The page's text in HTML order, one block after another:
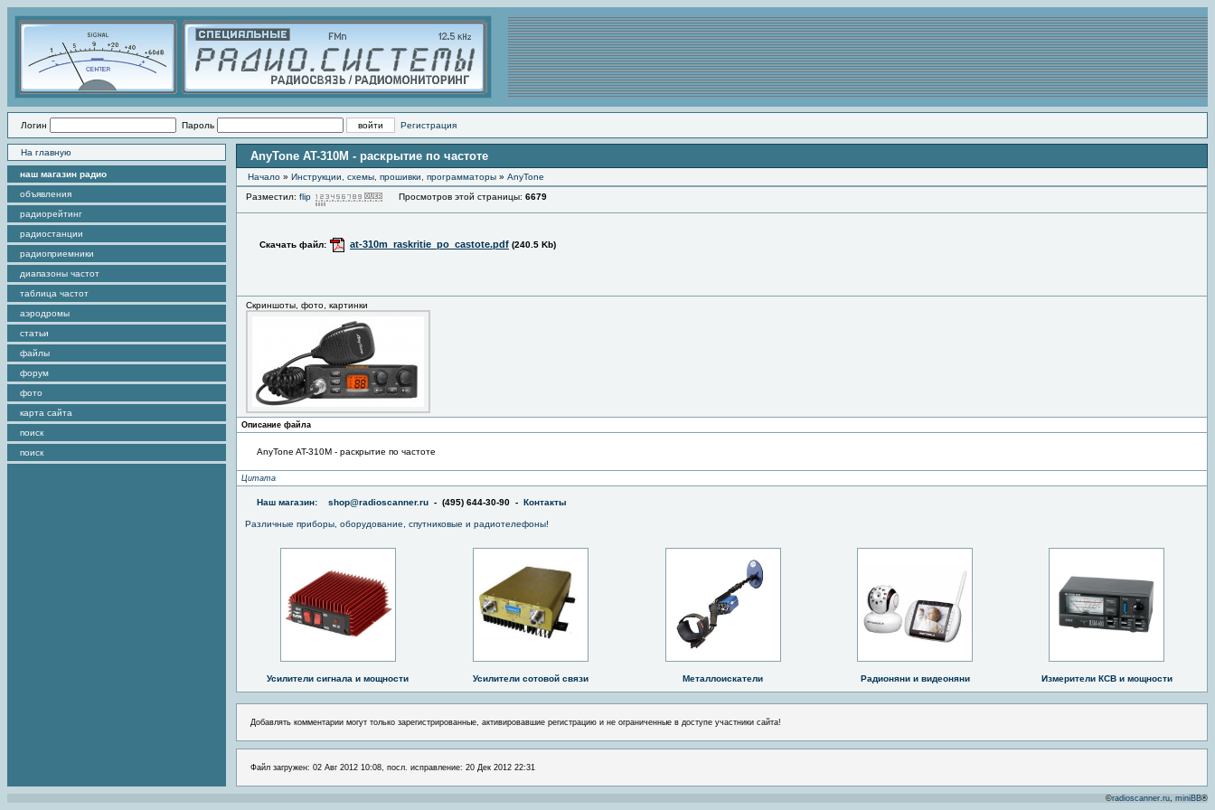
Логин Пароль Регистрация
На главную
наш магазин радио
объявления
радиорейтинг
радиостанции
радиоприемники
диапазоны частот
таблица частот
аэродромы
статьи
файлы
форум
фото
карта сайта
поиск
поиск
AnyTone AT-310M - раскрытие по частоте
Начало » Инструкции, схемы, прошивки, программаторы » AnyTone
Разместил: flip Просмотров этой страницы: 6679
Скачать файл: at-310m_raskritie_po_castote.pdf (240.5 Kb)
Скриншоты, фото, картинки
Описание файла
AnyTone AT-310M - раскрытие по частоте
Цитата
Наш магазин: shop@radioscanner.ru - (495) 644-30-90 - Контакты
Различные приборы, оборудование, спутниковые и радиотелефоны!
Усилители сигнала и мощности Усилители сотовой связи Металлоискатели Радионяни и видеоняни Измерители КСВ и мощности
Добавлять комментарии могут только зарегистрированные, активировавшие регистрацию и не ограниченные в доступе участники сайта!
Файл загружен: 02 Авг 2012 10:08, посл. исправление: 20 Дек 2012 22:31
©radioscanner.ru, miniBB®